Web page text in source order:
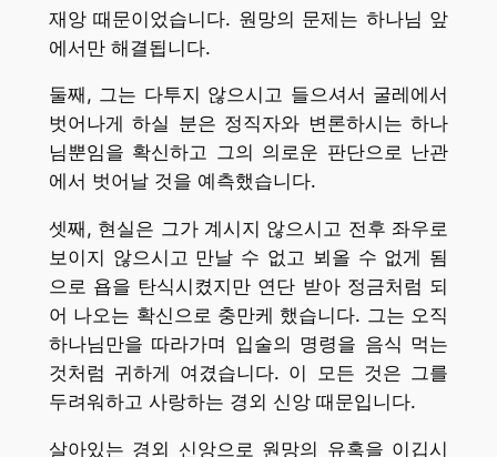
재앙 때문이었습니다. 원망의 문제는 하나님 앞
에서만 해결됩니다.
둘째, 그는 다투지 않으시고 들으셔서 굴레에서
벗어나게 하실 분은 정직자와 변론하시는 하나
님뿐임을 확신하고 그의 의로운 판단으로 난관
에서 벗어날 것을 예측했습니다.
셋째, 현실은 그가 계시지 않으시고 전후 좌우로
보이지 않으시고 만날 수 없고 뵈올 수 없게 됨
으로 욥을 탄식시켰지만 연단 받아 정금처럼 되
어 나오는 확신으로 충만케 했습니다. 그는 오직
하나님만을 따라가며 입술의 명령을 음식 먹는
것처럼 귀하게 여겼습니다. 이 모든 것은 그를
두려워하고 사랑하는 경외 신앙 때문입니다.
살아있는 경외 신앙으로 원망의 유혹을 이깁시